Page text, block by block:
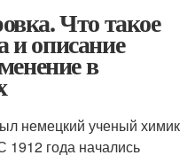
Что такое
описание
в
немецкий ученый химик
1912 года начались